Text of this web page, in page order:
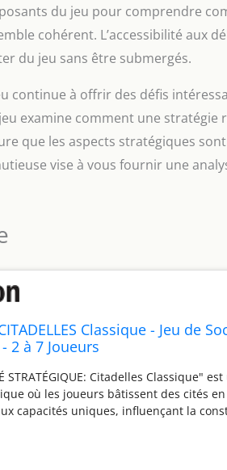
du jeu pour comprendre
cohérent. L’accessibilité aux
du jeu sans être submergés.
continue à offrir des défis
examine comment une stratégie
que les aspects stratégiques
vise à vous fournir une
Classique - Jeu de
2 à 7 Joueurs
STRATÉGIQUE: Citadelles Classique"
où les joueurs bâtissent des cités
capacités uniques, influençant la
une cité en utilisant des cartes
Le gagnant est celui qui parvient à